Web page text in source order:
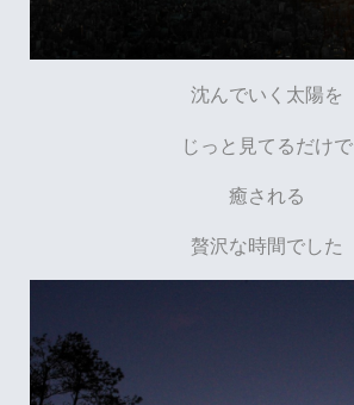
沈んでいく太陽を
じっと見てるだけで
癒される
贅沢な時間でした